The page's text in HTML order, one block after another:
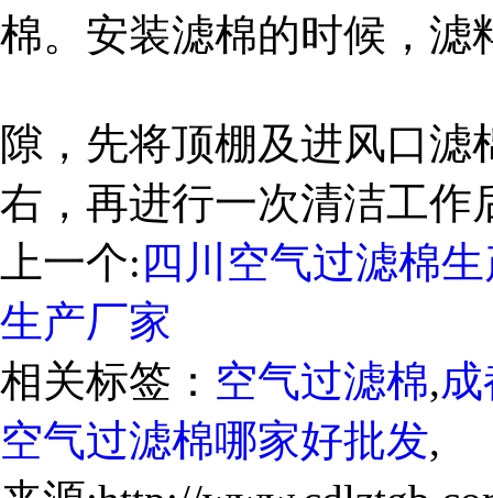
棉。安装滤棉的时候，滤
隙，先将顶棚及进风口
右，再进行一次清洁工作
上一个:四川空气过滤棉
生产厂家
相关标签： 空气过滤棉,
空气过滤棉哪家好批发,